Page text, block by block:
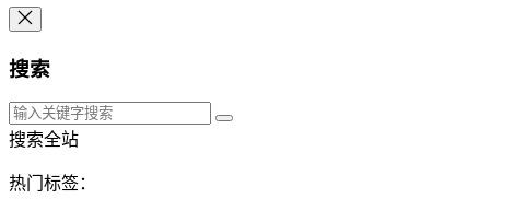
搜索
搜索全站
热门标签：